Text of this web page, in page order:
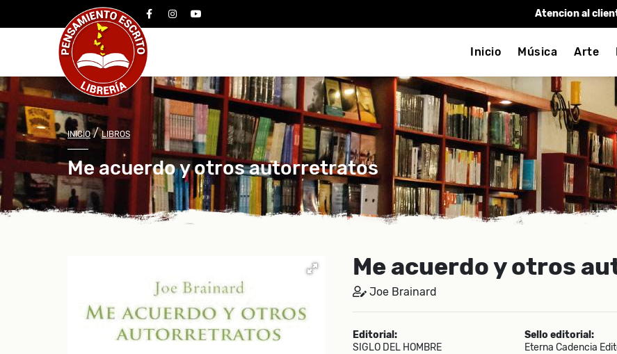
facebookinstagram
youtube Atencion al
Inicio Música Arte
INICIO/LIBROS
Me acuerdo y otros autorretratos
Me acuerdo y otros
Joe Brainard
Editorial:
SIGLO DEL HOMBRE
Sello editorial:
Eterna Cadencia